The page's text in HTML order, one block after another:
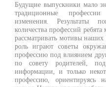
Будущие выпускники мало
традиционные
изменения. Результаты
количества профессий
рассматривать мотивы
роль играют советы
профессию под влиянием
по совету родителей,
информации, и только
профессию, ориентируясь